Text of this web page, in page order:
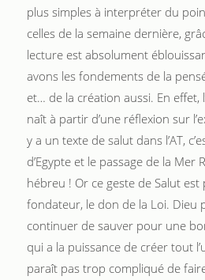
plus simples à interpréter du
celles de la semaine dernière,
lecture est absolument
avons les fondements de la
et… de la création aussi. En
naît à partir d’une réflexion sur
y a un texte de salut dans l’AT,
d’Egypte et le passage de la Mer
hébreu ! Or ce geste de Salut
fondateur, le don de la Loi. Dieu
continuer de sauver pour une
qui a la puissance de créer tout
paraît pas trop compliqué de